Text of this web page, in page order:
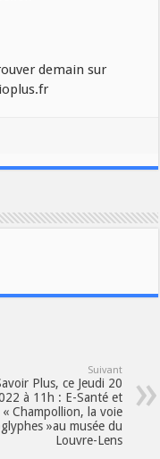
demain sur
Suivant
Plus, ce Jeudi 20
à 11h : E-Santé et
Champollion, la voie
»au musée du
Louvre-Lens